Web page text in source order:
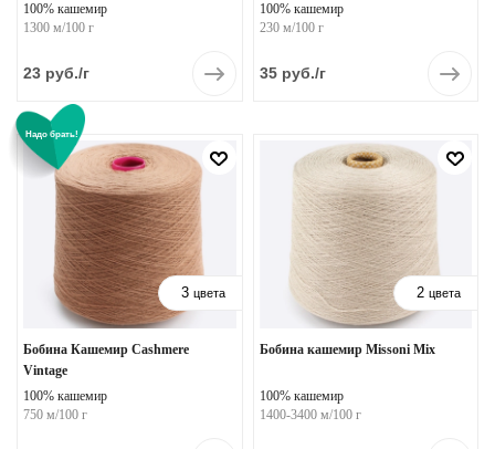
100% кашемир
1300 м/100 г
23 руб./г
100% кашемир
230 м/100 г
35руб./г
Надо брать!
3 цвета
Бобина Кашемир Cashmere
Vintage
100% кашемир
750 м/100 г
2 цвета
Бобина кашемир Missoni Mix
100% кашемир
1400-3400 м/100 г